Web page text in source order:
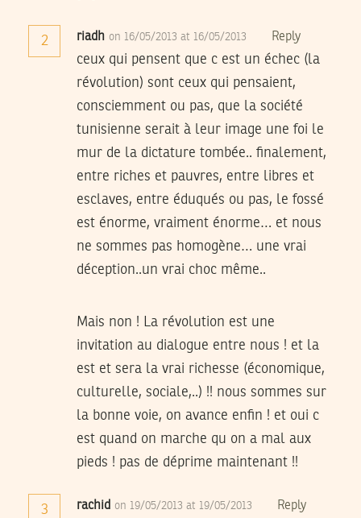
2 riadh on 16/05/2013 at 16/05/2013 Reply
ceux qui pensent que c est un échec (la
révolution) sont ceux qui pensaient,
consciemment ou pas, que la société
tunisienne serait à leur image une foi le
mur de la dictature tombée.. finalement,
entre riches et pauvres, entre libres et
esclaves, entre éduqués ou pas, le fossé
est énorme, vraiment énorme… et nous
ne sommes pas homogène… une vrai
déception..un vrai choc même..
Mais non ! La révolution est une
invitation au dialogue entre nous ! et la
est et sera la vrai richesse (économique,
culturelle, sociale,..) !! nous sommes sur
la bonne voie, on avance enfin ! et oui c
est quand on marche qu on a mal aux
pieds ! pas de déprime maintenant !!
3 rachid on 19/05/2013 at 19/05/2013 Reply